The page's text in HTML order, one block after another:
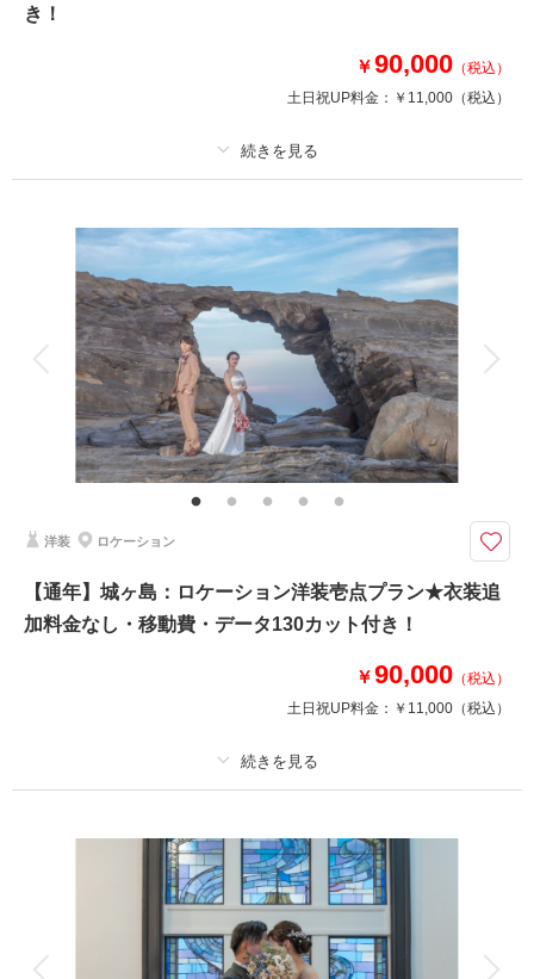
＾
撮影場所：
大桟橋
相談予約する
来店・オンライン
撮影日の空き
を確認する
き！
￥90,000 （税込）
土日祝UP料金： ￥11,000 （税込）
撮影料 新婦衣装1着 新郎衣装1着
着付け ヘアメイク 小物一式
アルバム データ 130 カット 台紙付写真
衣装追加 挙式
家族と撮影 家族用衣装レンタル ペットと撮影
その他含むもの
衣装差額無し・インナー類・ 撮影申請料・ロケ先までの送迎・撮影小物・
メイクスタッフ撮影同行・撮影日程変更無料
大桟橋のナイトロケーション撮影をロマンチックな雰囲気のイルミネーショ
ンが輝く《Night》撮影✨
衣装差額無し！送迎含む！レタッチ済みデータ130カット！
相談予約する
来店・オンライン
撮影日の空き
を確認する
洋装 ロケーション
【通年】城ヶ島：ロケーション洋装壱点プラン★衣装追
加料金なし・移動費・データ130カット付き！
￥90,000 （税込）
土日祝UP料金： ￥11,000 （税込）
新婦衣装1着
ヘアメイク
データ 130 カット
会食